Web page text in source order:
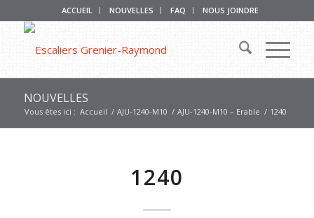
ACCUEIL NOUVELLES FAQ NOUS JOINDRE
NOUVELLES
Vous êtes ici : Accueil / AJU-1240-M10 / AJU-1240-M10 – Erable / 1240
1240